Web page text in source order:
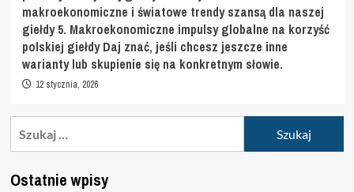
makroekonomiczne i światowe trendy szansą dla naszej
giełdy 5. Makroekonomiczne impulsy globalne na korzyść
polskiej giełdy Daj znać, jeśli chcesz jeszcze inne
warianty lub skupienie się na konkretnym słowie.
12 stycznia, 2026
Ostatnie wpisy